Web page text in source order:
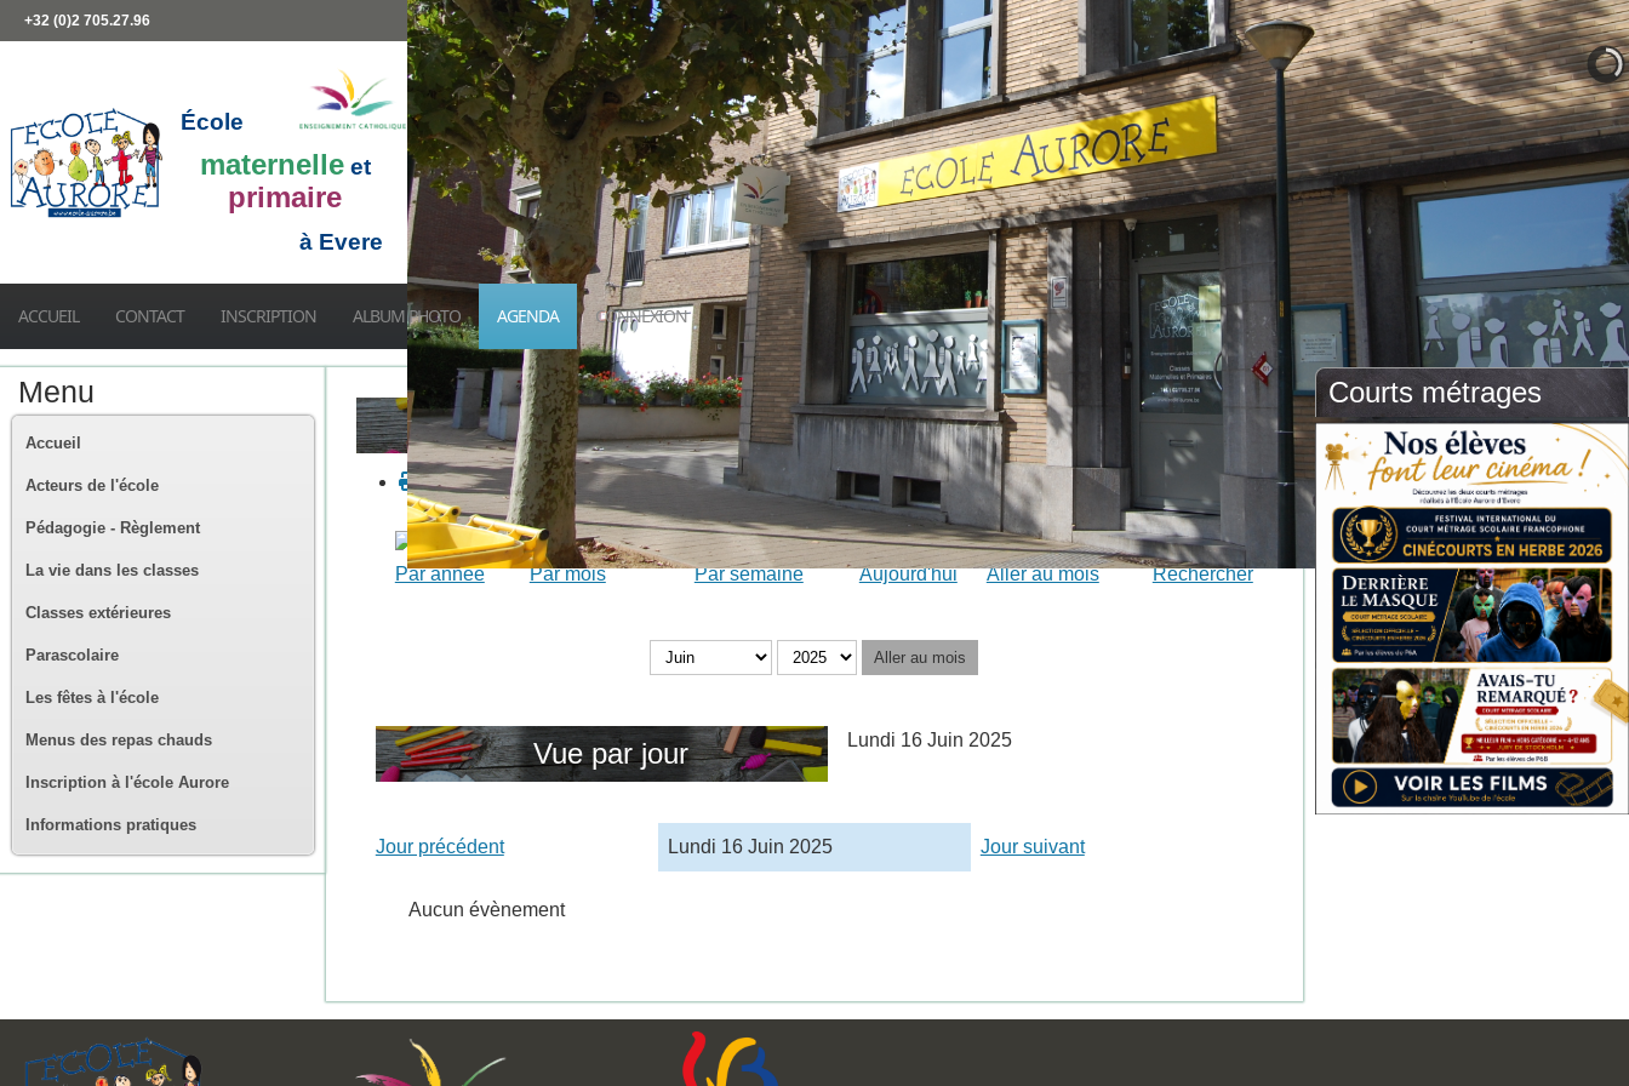
+32 (0)2 705.27.96
École
maternelle et
primaire
à Evere
ACCUEIL CONTACT INSCRIPTION ALBUM PHOTO AGENDA CONNEXION
Menu
Accueil
Acteurs de l'école
Pédagogie - Règlement
La vie dans les classes
Classes extérieures
Parascolaire
Les fêtes à l'école
Menus des repas chauds
Inscription à l'école Aurore
Informations pratiques
Calendrier
Par année Par mois Par semaine Aujourd'hui Aller au mois Rechercher
Aller au mois
Vue par jour Lundi 16 Juin 2025
Jour précédent Lundi 16 Juin 2025 Jour suivant
Aucun évènement
Courts métrages